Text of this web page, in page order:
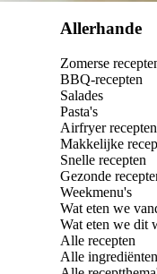
Allerhande
Zomerse
BBQ-recepten
Salades
Pasta's
Airfryer recepten
Makkelijke
Snelle recepten
Gezonde
Weekmenu's
Wat eten we
Wat eten we dit
Alle recepten
Alle ingrediënten